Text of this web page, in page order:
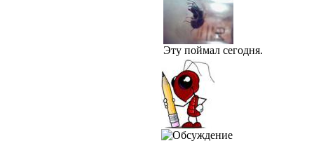
Эту поймал сегодня.